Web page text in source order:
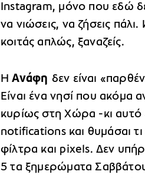
Instagram, μόνο που εδώ
να νιώσεις, να ζήσεις
κοιτάς απλώς, ξαναζείς.
ΗΑνάφη δεν είναι
Είναι ένα νησί που ακόμα
κυρίως στη Χώρα -κι αυτό
notifications και θυμάσαι
φίλτρα και pixels. Δεν
5 τα ξημερώματα